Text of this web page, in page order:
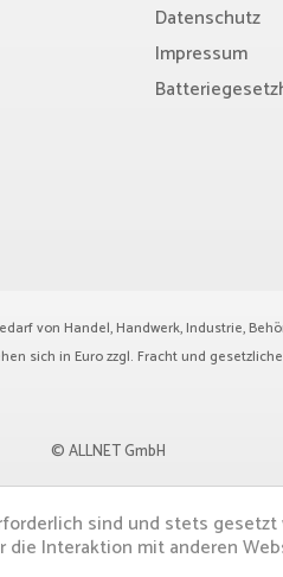
Datenschutz
Impressum
von Handel, Handwerk, Industrie,
sich in Euro zzgl. Frachtund
© ALLNET GmbH
sind und stets gesetzt
Interaktion mit anderen